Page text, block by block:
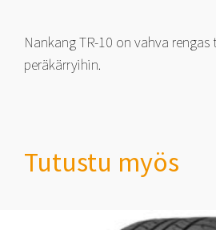
Nankang TR-10 on vahva rengas
peräkärryihin.
Tutustu myös